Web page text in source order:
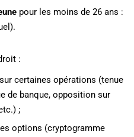
pour les moins de 26 ans :
:
certaines opérations (tenue
de banque, opposition sur
;
options (cryptogramme